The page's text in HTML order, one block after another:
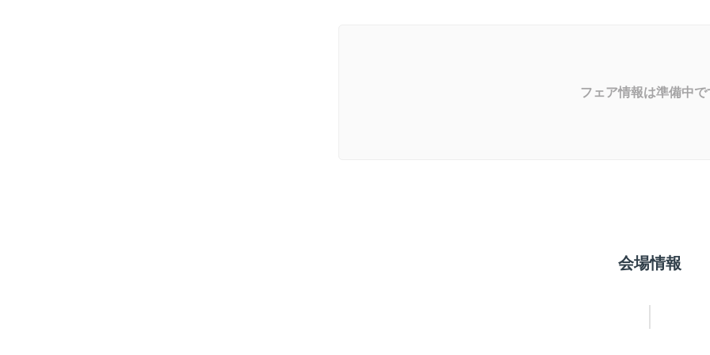
フェア情報は準備中で
会場情報